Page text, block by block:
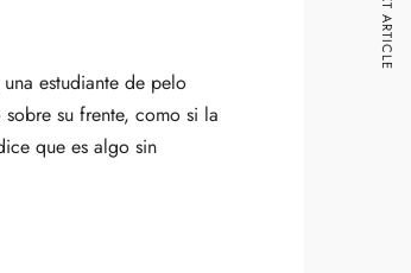
estudiante de pelo
su frente, como si la
que es algo sin
NEXT ARTICLE